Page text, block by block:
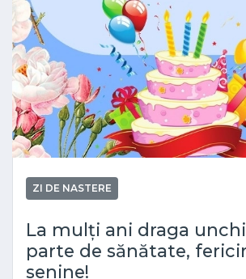
ZI DE NASTERE
La mulți ani draga
parte de sănătate,
senine!